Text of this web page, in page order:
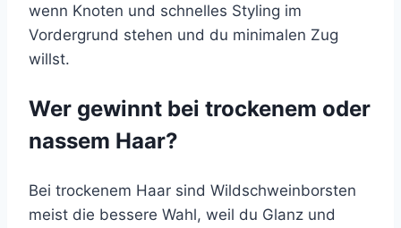
wenn Knoten und schnelles Styling im
Vordergrund stehen und du minimalen Zug
willst.
Wer gewinnt bei trockenem oder
nassem Haar?
Bei trockenem Haar sind Wildschweinborsten
meist die bessere Wahl, weil du Glanz und